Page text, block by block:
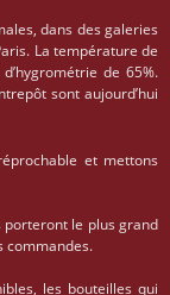
dans des galeries
La température de
de 65%.
sont aujourd’hui
et mettons
porteront le plus grand
commandes.
les bouteilles qui